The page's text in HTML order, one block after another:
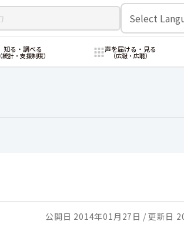
知る・調べる
（統計・支援制度）
声を届ける・見る
（広報・広聴）
公開日 2014年01月27日 更新日